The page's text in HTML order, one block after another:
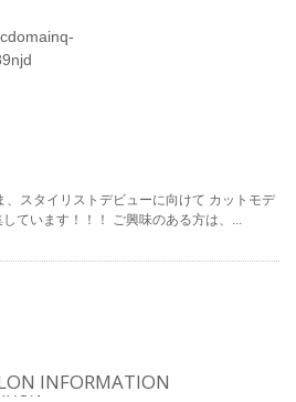
、スタイリストデビューに向けて カットモデ
ています！！！ ご興味のある方は、...
INFORMATION